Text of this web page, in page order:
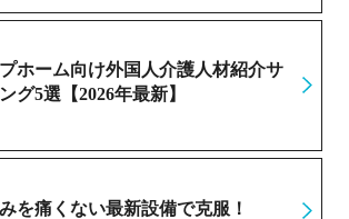
ホーム向け外国人介護人材紹介サ
グ5選【2026年最新】
を痛くない最新設備で克服！